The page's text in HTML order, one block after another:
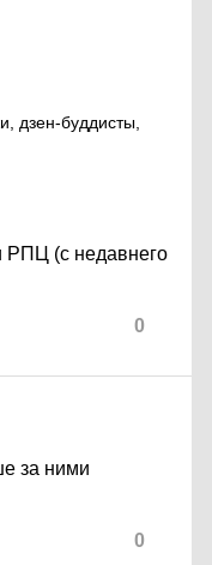
дзен-буддисты,
РПЦ (с недавнего
0
за ними
0